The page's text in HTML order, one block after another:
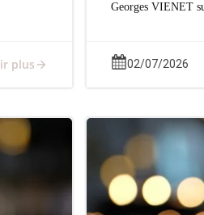
plus
Georges VIENET
02/07/2026